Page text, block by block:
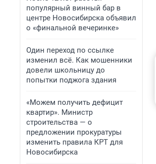
популярный винный бар в
центре Новосибирска объявил
о «финальной вечеринке»
Один переход по ссылке
изменил всё. Как мошенники
довели школьницу до
попытки поджога здания
«Можем получить дефицит
квартир». Министр
строительства — о
предложении прокуратуры
изменить правила КРТ для
Новосибирска